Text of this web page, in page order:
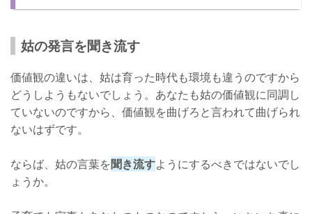
姑の発言を聞き流す
価値観の違いは、姑は育った時代も環境も違うのですから
どうしようもないでしょう。あなたも姑の価値観に同調し
ていないのですから、価値観を曲げろと言われて曲げられ
ないはずです。
ならば、姑の言葉を聞き流すようにするべきではないでし
ょうか。